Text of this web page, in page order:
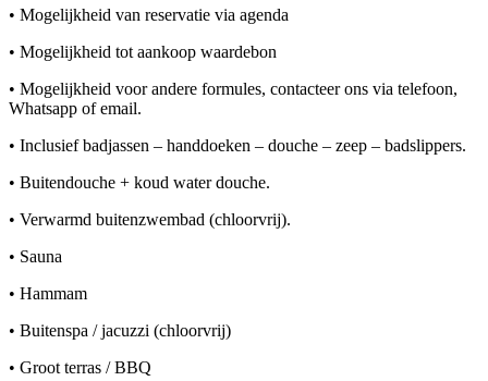
• Mogelijkheid van reservatie via agenda
• Mogelijkheid tot aankoop waardebon
• Mogelijkheid voor andere formules, contacteer ons via telefoon,
Whatsapp of email.
• Inclusief badjassen – handdoeken – douche – zeep – badslippers.
• Buitendouche + koud water douche.
• Verwarmd buitenzwembad (chloorvrij).
• Sauna
• Hammam
• Buitenspa / jacuzzi (chloorvrij)
• Groot terras / BBQ